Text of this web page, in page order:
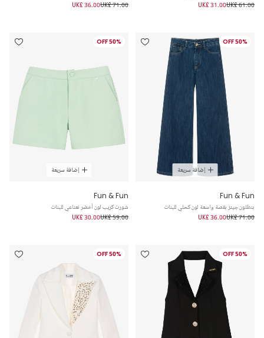
UK£ 61.00
UK£ 31.00
UK£ 71.00
UK£ 36.00
50% OFF
إضافة سريعة
Fun & Fun
بنطلون جينز بقصة واسعة لون كحلي للبنات
UK£ 71.00
UK£ 36.00
50% OFF
إضافة سريعة
Fun & Fun
شورت كريب لون أخضر نعناعي للبنات
UK£ 59.00
UK£ 30.00
50% OFF
50% OFF